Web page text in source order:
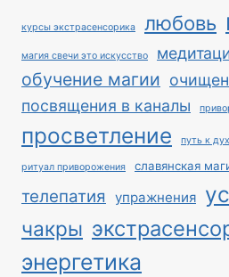
курсы экстрасенсорика любовь
магия свечи это искусство
обучение магии
посвящения в каналы
просветление путь к
ритуал приворожения славянская
телепатия упражнения
чакры
энергетика